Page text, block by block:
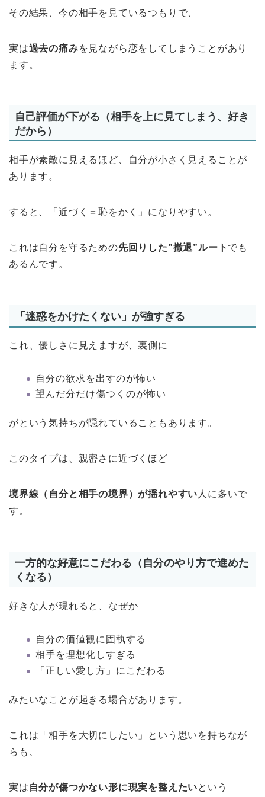
その結果、今の相手を見ているつもりで、
実は過去の痛みを見ながら恋をしてしまうことがあり
ます。
自己評価が下がる（相手を上に見てしまう、好き
だから）
相手が素敵に見えるほど、自分が小さく見えることが
あります。
すると、「近づく＝恥をかく」になりやすい。
これは自分を守るための先回りした”撤退”ルート でも
あるんです。
「迷惑をかけたくない」が強すぎる
これ、優しさに見えますが、裏側に
自分の欲求を出すのが怖い
望んだ分だけ傷つくのが怖い
がという気持ちが隠れていることもあります。
このタイプは、親密さに近づくほど
境界線（自分と相手の境界）が揺れやすい人に多いで
す。
一方的な好意にこだわる（自分のやり方で進めた
くなる）
好きな人が現れると、なぜか
自分の価値観に固執する
相手を理想化しすぎる
「正しい愛し方」にこだわる
みたいなことが起きる場合があります。
これは「相手を大切にしたい」という思いを持ちなが
らも、
実は 自分が傷つかない形に現実を整えたいという